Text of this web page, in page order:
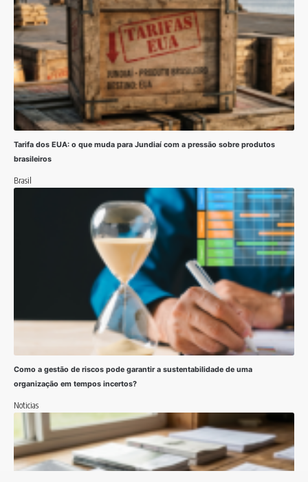
Tarifa dos EUA: o que muda para Jundiaí com a pressão sobre produtos
brasileiros
Brasil
Como a gestão de riscos pode garantir a sustentabilidade de uma
organização em tempos incertos?
Noticias